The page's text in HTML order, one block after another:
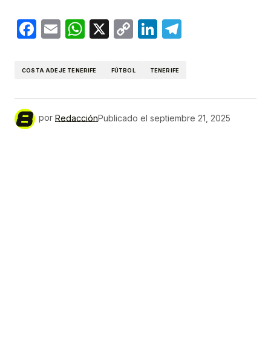
Facebook
EmailWhatsApp
X
CopyLinkedIn
COSTA ADEJE TENERIFE FÚTBOL TENERIFE
por RedacciónPublicado el septiembre 21, 2025